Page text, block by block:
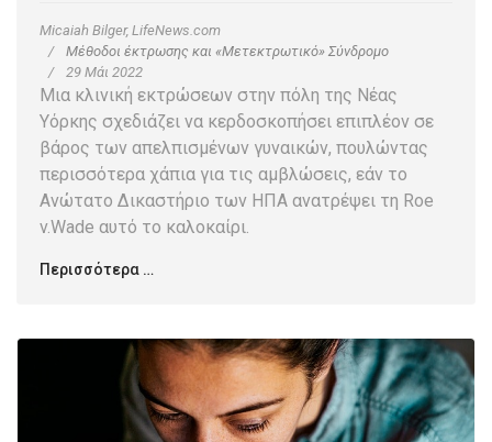
Micaiah Bilger, LifeNews.com
Μέθοδοι έκτρωσης και «Μετεκτρωτικό» Σύνδρομο
29 Μάι 2022
Μια κλινική εκτρώσεων στην πόλη της Νέας
Υόρκης σχεδιάζει να κερδοσκοπήσει επιπλέον σε
βάρος των απελπισμένων γυναικών, πουλώντας
περισσότερα χάπια για τις αμβλώσεις, εάν το
Ανώτατο Δικαστήριο των ΗΠΑ ανατρέψει τη Roe
v.Wade αυτό το καλοκαίρι.
Περισσότερα …